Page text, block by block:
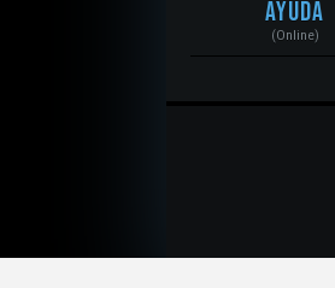
Ayuda
(Online)